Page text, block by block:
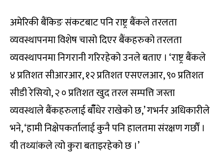
अमेरिकी बैंकिङ संकटबाट पनि राष्ट्र बैंकले तरलता
व्यवस्थापनमा विशेष चासो दिएर बैंकहरुको तरलता
व्यवस्थापनमा निगरानी गरिरहेको उनले बताए । ‘राष्ट्र बैंकले
४ प्रतिशत सीआरआर, १२ प्रतिशत एसएलआर, ९० प्रतिशत
सीडी रेसियो, २ ० प्रतिशत खुद तरल सम्पत्ति जस्ता
व्यवस्थाले बैंकहरुलाई बाँँधेर राखेको छ,’ गभर्नर अधिकारीले
भने, ‘हामी निक्षेपकर्तालाई कुनै पनि हालतमा संरक्षण गर्छौं ।
यी तथ्यांकले त्यो कुरा बताइरहेको छ ।’